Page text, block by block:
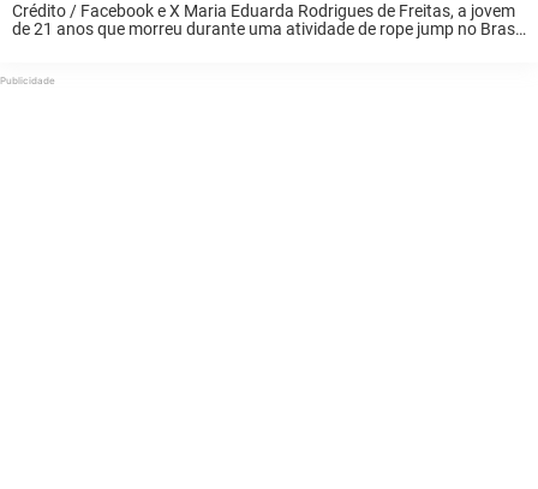
Crédito / Facebook e X Maria Eduarda Rodrigues de Freitas, a jovem
de 21 anos que morreu durante uma atividade de rope jump no Brasil,